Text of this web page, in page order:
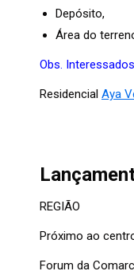
Depósito,
Área do
Obs.
Residencial Aya
REGIÃO
Próximo ao
Forum da